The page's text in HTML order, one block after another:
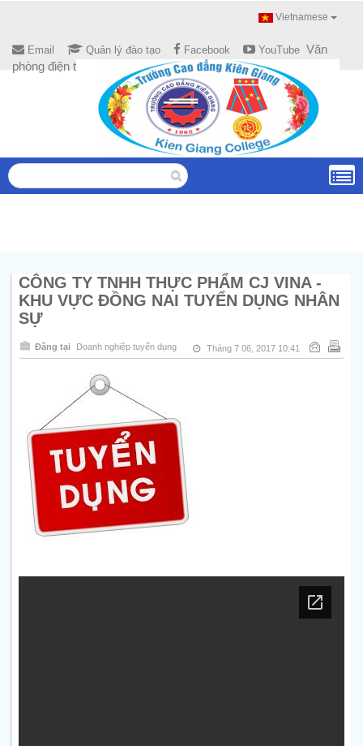
Vietnamese
Email Quản lý đào tạo Facebook YouTube Văn
phòng điện tử
CÔNG TY TNHH THỰC PHẨM CJ VINA -
KHU VỰC ĐỒNG NAI TUYỂN DỤNG NHÂN
SỰ
Đăng tại Doanh nghiệp tuyển dụng Tháng 7 06, 2017 10:41